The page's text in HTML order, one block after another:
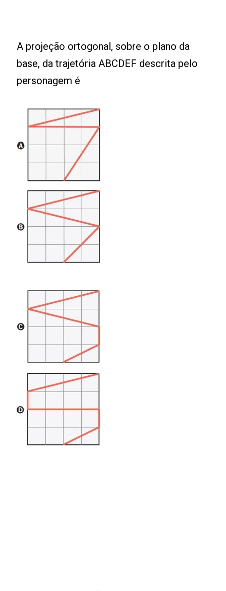
A projeção ortogonal, sobre o plano da
base, da trajetória ABCDEF descrita pelo
personagem é